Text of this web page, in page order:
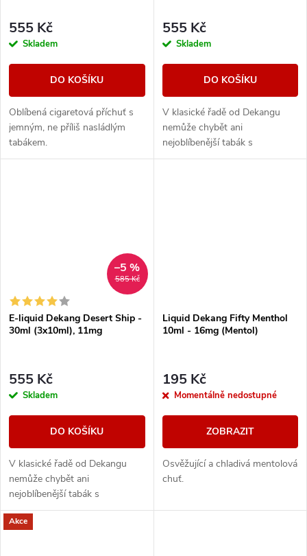
555 Kč
Skladem
DO KOŠÍKU
Oblíbená cigaretová příchuť s
jemným, ne příliš nasládlým
tabákem.
555 Kč
Skladem
DO KOŠÍKU
V klasické řadě od Dekangu
nemůže chybět ani
nejoblíbenější tabák s
legendárním velbloudem.
585 Kč
–5 %
E-liquid Dekang Desert Ship -
30ml (3x10ml), 11mg
555 Kč
Skladem
DO KOŠÍKU
V klasické řadě od Dekangu
nemůže chybět ani
nejoblíbenější tabák s
legendárním velbloudem.
Liquid Dekang Fifty Menthol
10ml - 16mg (Mentol)
195 Kč
Momentálně nedostupné
ZOBRAZIT
Osvěžující a chladivá mentolová
chuť.
Akce